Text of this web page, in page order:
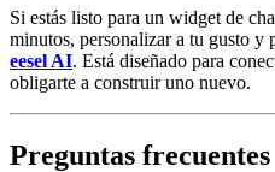
Si estás listo para un widget de
minutos, personalizar a tu gusto y
eesel AI. Está diseñado para
obligarte a construir uno nuevo.
Preguntas frecuentes